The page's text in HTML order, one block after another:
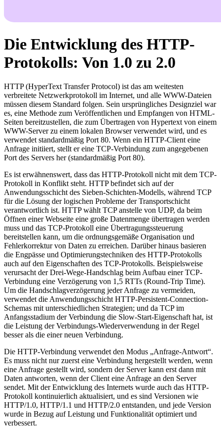
Die Entwicklung des HTTP-
Protokolls: Von 1.0 zu 2.0
HTTP (HyperText Transfer Protocol) ist das am weitesten
verbreitete Netzwerkprotokoll im Internet, und alle WWW-Dateien
müssen diesem Standard folgen. Sein ursprüngliches Designziel war
es, eine Methode zum Veröffentlichen und Empfangen von HTML-
Seiten bereitzustellen, die zum Übertragen von Hypertext von einem
WWW-Server zu einem lokalen Browser verwendet wird, und es
verwendet standardmäßig Port 80. Wenn ein HTTP-Client eine
Anfrage initiiert, stellt er eine TCP-Verbindung zum angegebenen
Port des Servers her (standardmäßig Port 80).
Es ist erwähnenswert, dass das HTTP-Protokoll nicht mit dem TCP-
Protokoll in Konflikt steht. HTTP befindet sich auf der
Anwendungsschicht des Sieben-Schichten-Modells, während TCP
für die Lösung der logischen Probleme der Transportschicht
verantwortlich ist. HTTP wählt TCP anstelle von UDP, da beim
Öffnen einer Webseite eine große Datenmenge übertragen werden
muss und das TCP-Protokoll eine Übertragungssteuerung
bereitstellen kann, um die ordnungsgemäße Organisation und
Fehlerkorrektur von Daten zu erreichen. Darüber hinaus basieren
die Engpässe und Optimierungstechniken des HTTP-Protokolls
auch auf den Eigenschaften des TCP-Protokolls. Beispielsweise
verursacht der Drei-Wege-Handschlag beim Aufbau einer TCP-
Verbindung eine Verzögerung von 1,5 RTTs (Round-Trip Time).
Um die Handschlagverzögerung jeder Anfrage zu vermeiden,
verwendet die Anwendungsschicht HTTP-Persistent-Connection-
Schemas mit unterschiedlichen Strategien; und da TCP im
Anfangsstadium der Verbindung die Slow-Start-Eigenschaft hat, ist
die Leistung der Verbindungs-Wiederverwendung in der Regel
besser als die einer neuen Verbindung.
Die HTTP-Verbindung verwendet den Modus „Anfrage-Antwort“.
Es muss nicht nur zuerst eine Verbindung hergestellt werden, wenn
eine Anfrage gestellt wird, sondern der Server kann erst dann mit
Daten antworten, wenn der Client eine Anfrage an den Server
sendet. Mit der Entwicklung des Internets wurde auch das HTTP-
Protokoll kontinuierlich aktualisiert, und es sind Versionen wie
HTTP/1.0, HTTP/1.1 und HTTP/2.0 entstanden, und jede Version
wurde in Bezug auf Leistung und Funktionalität optimiert und
verbessert.